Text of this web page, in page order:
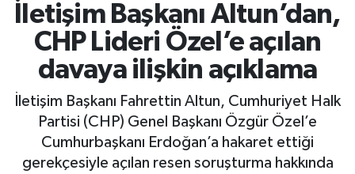
İletişim Başkanı Altun’dan,
CHP Lideri Özel’e açılan
davaya ilişkin açıklama
İletişim Başkanı Fahrettin Altun, Cumhuriyet Halk
Partisi (CHP) Genel Başkanı Özgür Özel’e
Cumhurbaşkanı Erdoğan’a hakaret ettiği
gerekçesiyle açılan resen soruşturma hakkında
ENERJİ HABERİ
GAYRİMENKUL
HABER
LOJİSTİK
Trafik Durumu
Süper Lig Puan Durumu ve Fikstür
Tüm Manşetler
Son Dakika Haberleri